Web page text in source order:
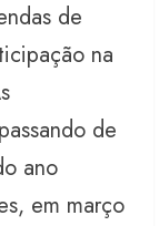
de
na
de
ano
em março